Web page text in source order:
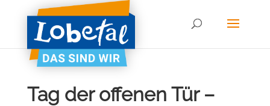
Tag der offenen Tür –